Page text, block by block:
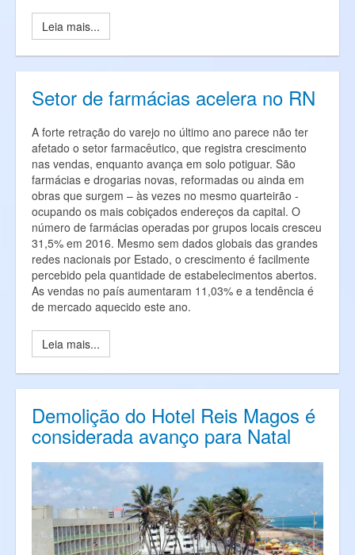
Leia mais...
Setor de farmácias acelera no RN
A forte retração do varejo no último ano parece não ter
afetado o setor farmacêutico, que registra crescimento
nas vendas, enquanto avança em solo potiguar. São
farmácias e drogarias novas, reformadas ou ainda em
obras que surgem – às vezes no mesmo quarteirão -
ocupando os mais cobiçados endereços da capital. O
número de farmácias operadas por grupos locais cresceu
31,5% em 2016. Mesmo sem dados globais das grandes
redes nacionais por Estado, o crescimento é facilmente
percebido pela quantidade de estabelecimentos abertos.
As vendas no país aumentaram 11,03% e a tendência é
de mercado aquecido este ano.
Leia mais...
Demolição do Hotel Reis Magos é
considerada avanço para Natal